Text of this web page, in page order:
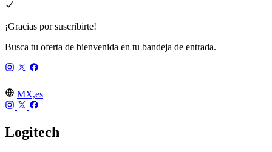
¡Gracias por suscribirte!
Busca tu oferta de bienvenida en tu bandeja de entrada.
MX,es
Logitech